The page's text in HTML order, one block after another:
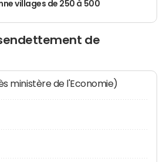
villages de 250 à 500
de
ministère de l'Economie)